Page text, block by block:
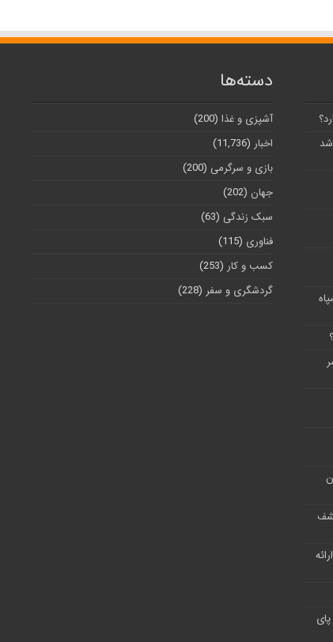
ارائه
دسته‌ها
آشپزی و غذا (200)
اخبار (11,736)
بازی و سرگرمی (200)
جهان (202)
سبک زندگی (63)
فناوری (115)
کسب و کار (253)
گردشگری و سفر (228)